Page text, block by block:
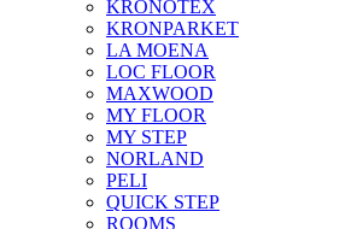
KRONOTEX
KRONPARKET
LA MOENA
LOC FLOOR
MAXWOOD
MY FLOOR
MY STEP
NORLAND
PELI
QUICK STEP
ROOMS